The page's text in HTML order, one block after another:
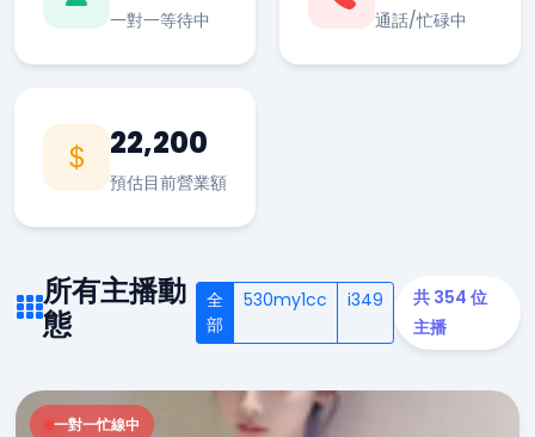
一對一等待中 通話/忙碌中
22,200
預估目前營業額
所有主播動
態
全
部
530my1cc i349
共 354 位
主播
一對一忙線中